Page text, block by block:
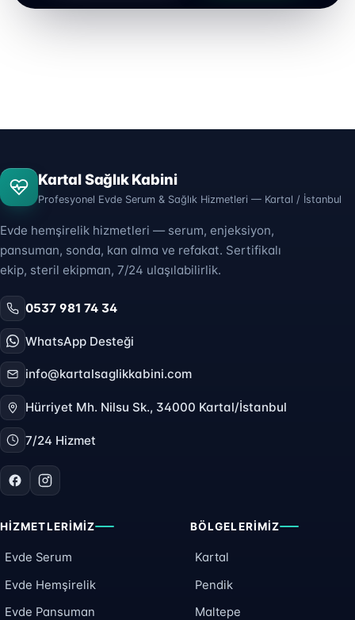
Kartal Sağlık Kabini
Profesyonel Evde Serum & Sağlık Hizmetleri — Kartal / İstanbul
Evde hemşirelik hizmetleri — serum, enjeksiyon,
pansuman, sonda, kan alma ve refakat. Sertifikalı
ekip, steril ekipman, 7/24 ulaşılabilirlik.
0537 981 74 34
WhatsApp Desteği
info@kartalsaglikkabini.com
Hürriyet Mh. Nilsu Sk., 34000 Kartal/İstanbul
7/24 Hizmet
HIZMETLERIMIZ
Evde Serum
Evde Hemşirelik
Evde Pansuman
BÖLGELERIMIZ
Kartal
Pendik
Maltepe